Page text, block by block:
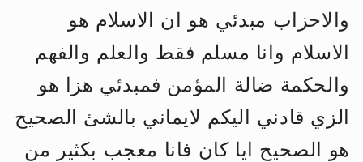
والاحزاب مبدئي هو ان الاسلام هو
الاسلام وانا مسلم فقط والعلم والفهم
والحكمة ضالة المؤمن فمبدئي هزا هو
الزي قادني اليكم لايماني بالشئ الصحيح
هو الصحيح ايا كان فانا معجب بكثير من